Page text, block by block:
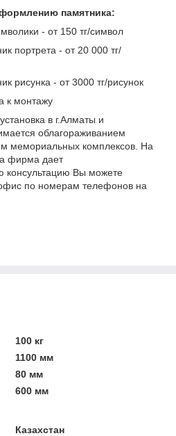
памятника:
- от 150 тг/символ
портрета - от 20 000 тг/
рисунка - от 3000 тг/рисунок
к монтажу
в г.Алматы и
облагораживанием
мемориальных комплексов. На
фирма дает
консультацию Вы можете
по номерам телефонов на
100 кг
1100 мм
80 мм
600 мм
Казахстан